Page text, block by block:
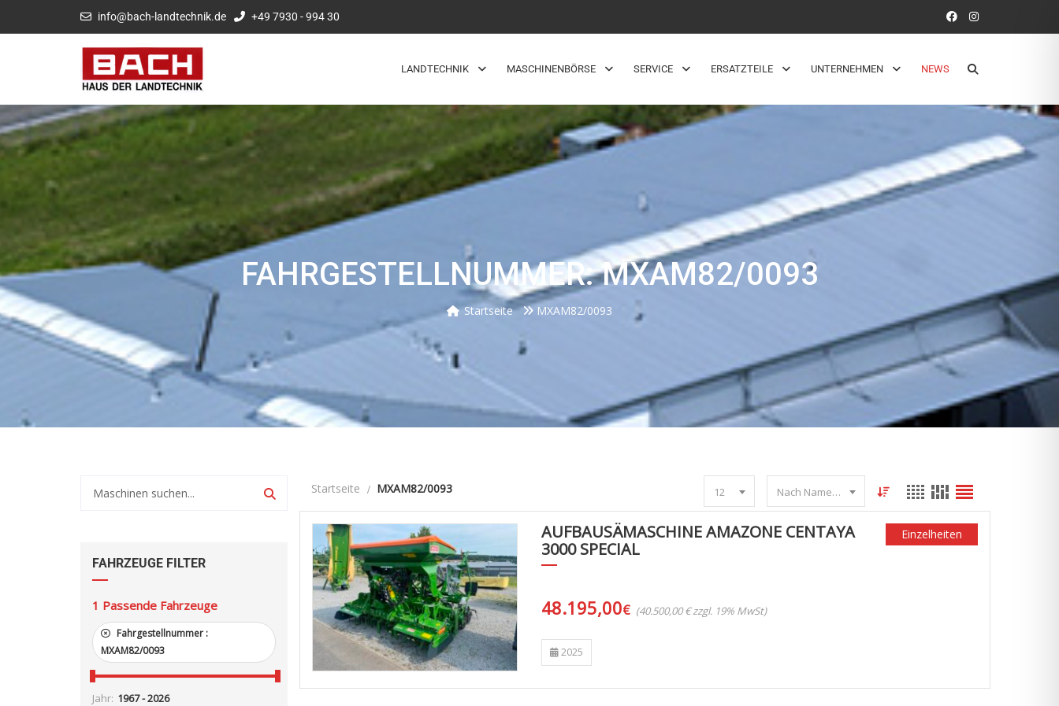
info@bach-landtechnik.de +49 7930 - 994 30
LANDTECHNIK MASCHINENBÖRSE SERVICE ERSATZTEILE UNTERNEHMEN NEWS
FAHRGESTELLNUMMER: MXAM82/0093
Startseite MXAM82/0093
FAHRZEUGE FILTER
1 Passende Fahrzeuge
Fahrgestellnummer :
MXAM82/0093
Jahr:
Startseite MXAM82/0093 12 Nach Name sortieren
AUFBAUSÄMASCHINE AMAZONE CENTAYA
3000 SPECIAL
48.195,00€ (40.500,00 € zzgl. 19% MwSt)
Einzelheiten
2025